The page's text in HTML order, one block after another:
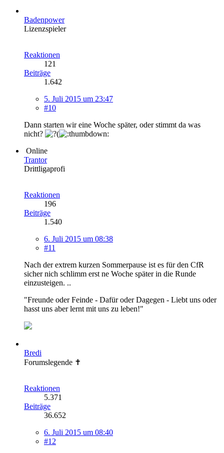
Badenpower
Lizenzspieler
Reaktionen
121
Beiträge
1.642
5. Juli 2015 um 23:47
#10
Dann starten wir eine Woche später, oder stimmt da was
nicht?
Online
Trantor
Drittligaprofi
Reaktionen
196
Beiträge
1.540
6. Juli 2015 um 08:38
#11
Nach der extrem kurzen Sommerpause ist es für den CfR
sicher nich schlimm erst ne Woche später in die Runde
einzusteigen. ..
"Freunde oder Feinde - Dafür oder Dagegen - Liebt uns oder
hasst uns aber lernt mit uns zu leben!"
Bredi
Forumslegende ✝
Reaktionen
5.371
Beiträge
36.652
6. Juli 2015 um 08:40
#12